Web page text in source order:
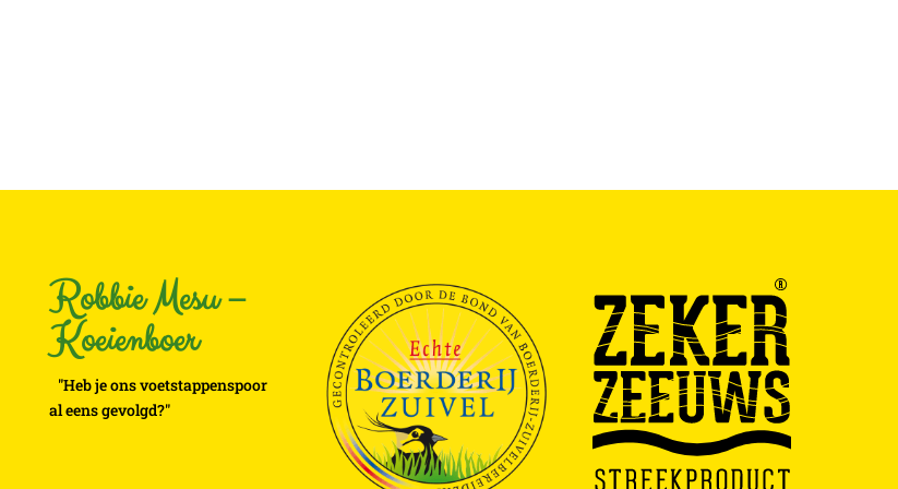
Robbie Mesu –
Koeienboer
"Heb je ons voetstappenspoor
al eens gevolgd?"